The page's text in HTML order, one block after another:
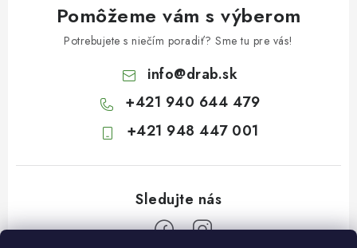
Pomôžeme vám s výberom
Potrebujete s niečím poradiť? Sme tu pre vás!
info@drab.sk
+421 940 644 479
+421 948 447 001